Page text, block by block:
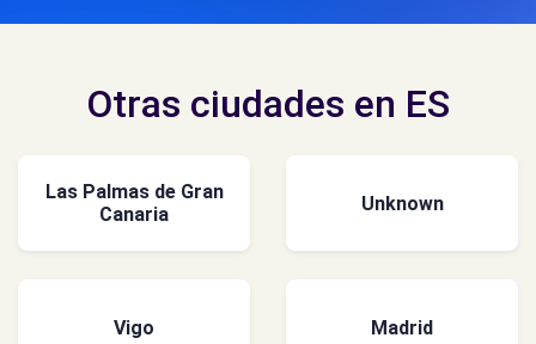
Otras ciudades en ES
Las Palmas de Gran
Canaria
Unknown
Vigo Madrid